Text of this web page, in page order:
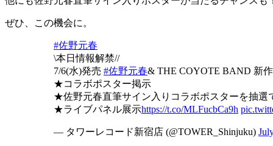
ぜひ、この機会に。
#佐野元春
\本日情報解禁//
7/6(水)発売 #佐野元春& THE COYOTE BAND 新
★コラボポスター掲示
★佐野元春直筆サイン入りコラボポスターを抽選
★ライブパネル展示https://t.co/MLFucbCa9h
— タワーレコード新宿店 (@TOWER_Shinjuku)